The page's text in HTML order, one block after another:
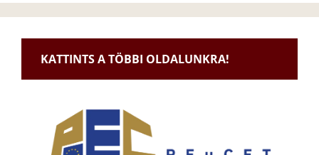
KATTINTS A TÖBBI OLDALUNKRA!